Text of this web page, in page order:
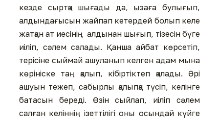
кезде сыртқа шығады да, ызаға булығып,
алдындағысын жайпап кетердей болып келе
жатқан ат иесінің алдынан шығып, тізесін бүге
иіліп, сәлем салады. Қанша айбат көрсетіп,
терісіне сыймай ашуланып келген адам мына
көрініске таң қалып, кібіртіктеп қалады. Әрі
ашуын тежеп, сабырлы қалыпқа түсіп, келінге
батасын береді. Өзін сыйлап, иіліп сәлем
салған келіннің ізеттілігі оны осындай күйге